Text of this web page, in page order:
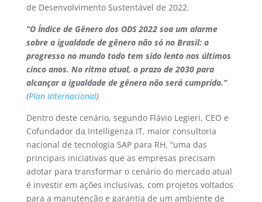
de Desenvolvimento Sustentável de 2022.
“O Índice de Gênero dos ODS 2022 soa um alarme
sobre a igualdade de gênero não só no Brasil: o
progresso no mundo todo tem sido lento nos últimos
cinco anos. No ritmo atual, o prazo de 2030 para
alcançar a igualdade de gênero não será cumprido.”
(Plan Internacional)
Dentro deste cenário, segundo Flávio Legieri, CEO e
Cofundador da Intelligenza IT, maior consultoria
nacional de tecnologia SAP para RH, “uma das
principais iniciativas que as empresas precisam
adotar para transformar o cenário do mercado atual
é investir em ações inclusivas, com projetos voltados
para a manutenção e garantia de um ambiente de